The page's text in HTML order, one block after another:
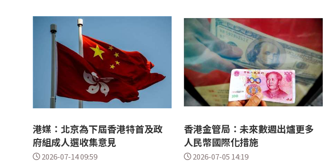
港媒：北京為下屆香港特首及政
府組成人選收集意見
2026-07-14 09:59
香港金管局：未來數週出爐更多
人民幣國際化措施
2026-07-05 14:19